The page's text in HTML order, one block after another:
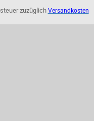
zuzüglich Versandkosten